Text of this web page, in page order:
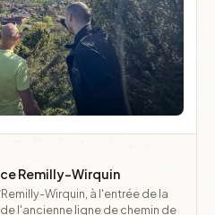
Remilly-Wirquin
Wirquin, à l'entrée de la
l'ancienne ligne de chemin de